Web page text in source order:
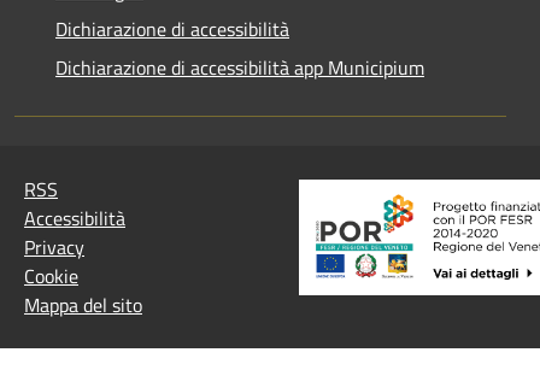
Dichiarazione di accessibilità
Dichiarazione di accessibilità app Municipium
RSS
Accessibilità
Privacy
Cookie
Mappa del sito